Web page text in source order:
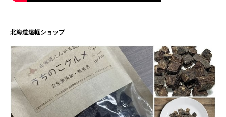
北海道遠軽ショップ